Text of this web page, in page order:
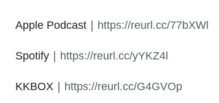
Apple Podcast｜ https://reurl.cc/77bXWl
Spotify｜ https://reurl.cc/yYKZ4l
KKBOX｜ https://reurl.cc/G4GVOp